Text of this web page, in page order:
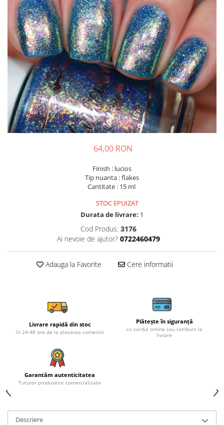
64,00 RON
Finish : lucios
Tip nuanta : flakes
Cantitate : 15 ml
STOC EPUIZAT
Durata de livrare: 1
Cod Produs: 3176
Ai nevoie de ajutor? 0722460479
Adauga la Favorite Cere informatii
Livrare rapidă din stoc
în 24-48 ore de la plasarea comenzii
Plătește în siguranță
cu cardul online sau ramburs la
livrare
Garantăm autenticitatea
Tuturor produselor comercializate
Descriere